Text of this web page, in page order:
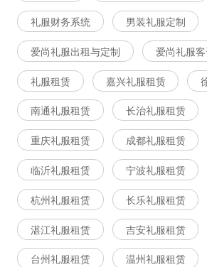
礼服财务系统 男装礼服定制
爱尚礼服出租与定制 爱尚礼服
礼服租赁 嘉兴礼服租赁
南通礼服租赁 长治礼服租赁
重庆礼服租赁 成都礼服租赁
临沂礼服租赁 宁波礼服租赁
杭州礼服租赁 长乐礼服租赁
湛江礼服租赁 吉安礼服租赁
台州礼服租赁 温州礼服租赁